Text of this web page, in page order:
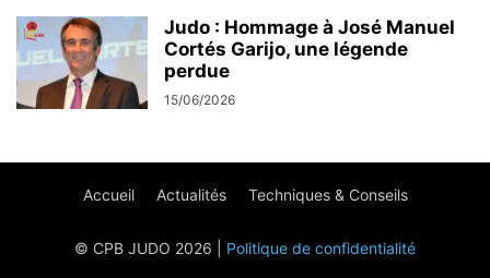
Judo : Hommage à José Manuel
Cortés Garijo, une légende
perdue
15/06/2026
Accueil Actualités Techniques & Conseils
© CPB JUDO 2026 | Politique de confidentialité